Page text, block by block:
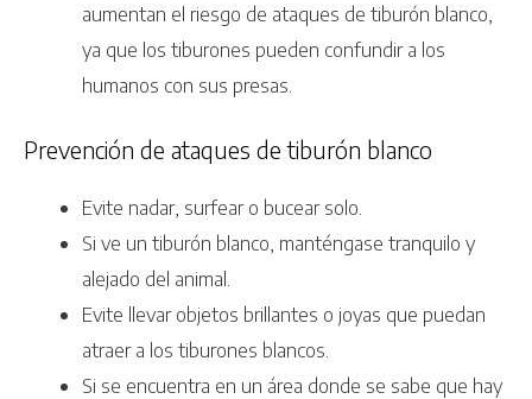
aumentan el riesgo de ataques de tiburón blanco,
ya que los tiburones pueden confundir a los
humanos con sus presas.
Prevención de ataques de tiburón blanco
Evite nadar, surfear o bucear solo.
Si ve un tiburón blanco, manténgase tranquilo y
alejado del animal.
Evite llevar objetos brillantes o joyas que puedan
atraer a los tiburones blancos.
Si se encuentra en un área donde se sabe que hay